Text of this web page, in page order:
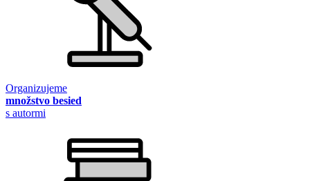
Organizujeme
množstvo besied
s autormi